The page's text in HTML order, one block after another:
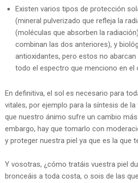
Existen varios tipos de protección
(mineral pulverizado que refleja la
(moléculas que absorben la
combinan las dos anteriores), y
antioxidantes, pero estos no
todo el espectro que menciono en el
En definitiva, el sol es necesario para
vitales, por ejemplo para la síntesis de la
que nuestro ánimo sufre un cambio
embargo, hay que tomarlo con
y proteger nuestra piel ya que es la que
Y vosotras, ¿cómo tratáis vuestra piel
bronceáis a toda costa, o sois de las